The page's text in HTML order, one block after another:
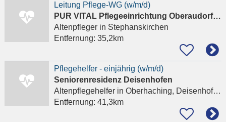
Leitung Pflege-WG (w/m/d)
PUR VITAL Pflegeeinrichtung Oberaudorf GmbH
Altenpflegerin Stephanskirchen
Entfernung: 35,2km
Pflegehelfer - einjährig (w/m/d)
Seniorenresidenz Deisenhofen
Altenpflegehelferin Oberhaching, Deisenhofen
Entfernung: 41,3km